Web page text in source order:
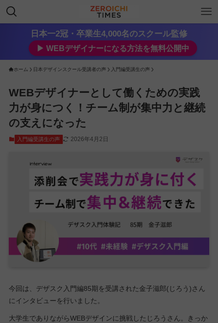
日本一2冠・卒業生4,000名のスクール監修
▶︎ WEBデザイナーになる方法を無料公開中
ホーム 日本デザインスクール受講者の声 入門編受講生の声
WEBデザイナーとして働くための実践
力が身につく！チーム制が集中力と継続
の支えになった
入門編受講生の声 2026年4月2日
今回は、デザスク入門編85期を受講された金子滋郎(じろう)さん
にインタビューを行いました。
大学生でありながらWEBデザインに挑戦したじろうさん。きっか